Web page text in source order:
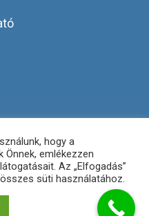
és Szolgáltató Kft.
hogy a
Önnek, emlékezzen
Az „Elfogadás”
süti használatához.